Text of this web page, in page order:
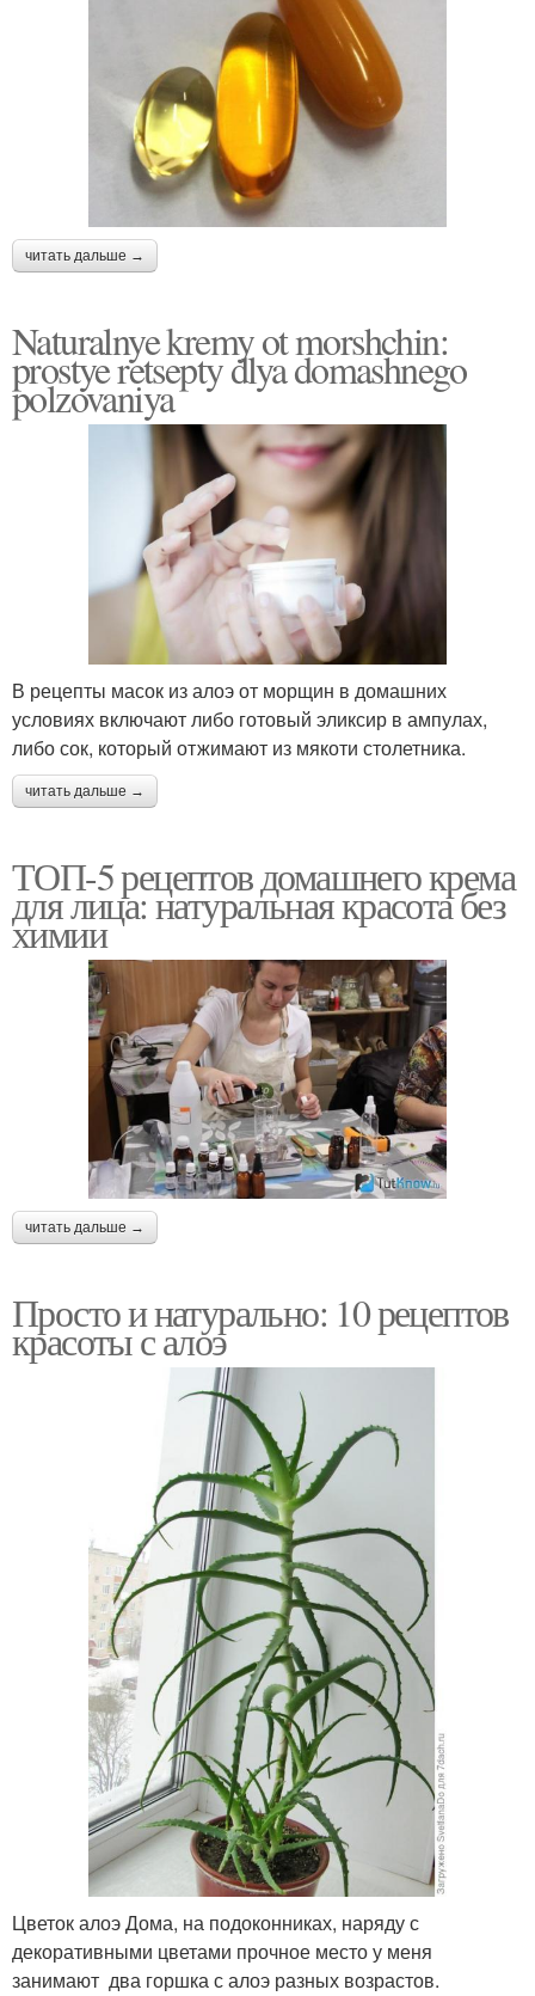
читать дальше →
Naturalnye kremy ot morshchin:
prostye retsepty dlya domashnego
polzovaniya
В рецепты масок из алоэ от морщин в домашних
условиях включают либо готовый эликсир в ампулах,
либо сок, который отжимают из мякоти столетника.
читать дальше →
ТОП-5 рецептов домашнего крема
для лица: натуральная красота без
химии
читать дальше →
Просто и натурально: 10 рецептов
красоты с алоэ
Цветок алоэ Дома, на подоконниках, наряду с
декоративными цветами прочное место у меня
занимают два горшка с алоэ разных возрастов.